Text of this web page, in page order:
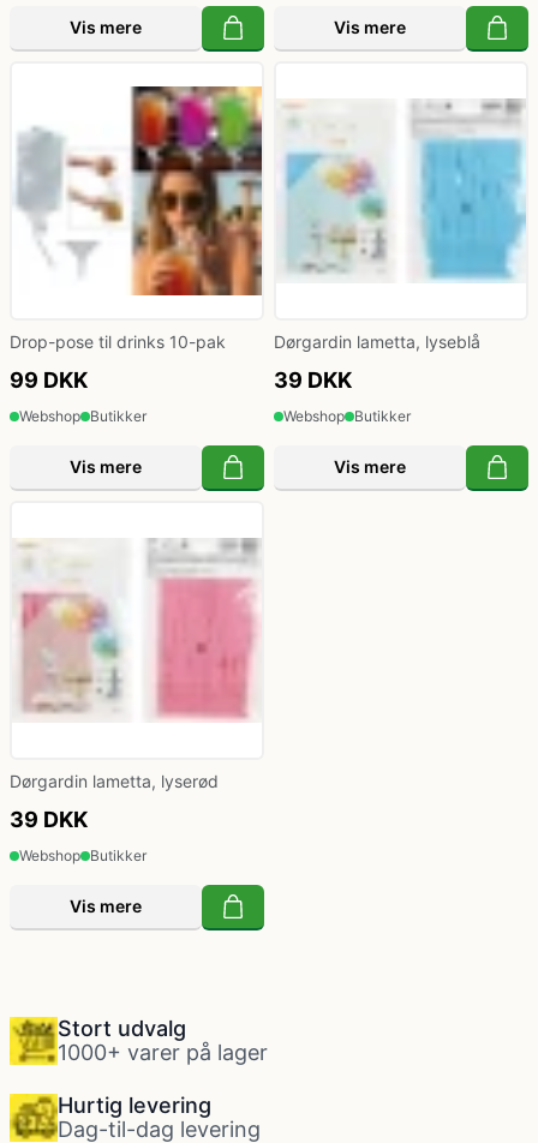
Vis mere Vis mere
Drop-pose til drinks 10-pak
99 DKK
Webshop Butikker
Vis mere
Dørgardin lametta, lyseblå
39 DKK
Webshop Butikker
Vis mere
Dørgardin lametta, lyserød
39 DKK
Webshop Butikker
Vis mere
Stort udvalg
1000+ varer på lager
Hurtig levering
Dag-til-dag levering